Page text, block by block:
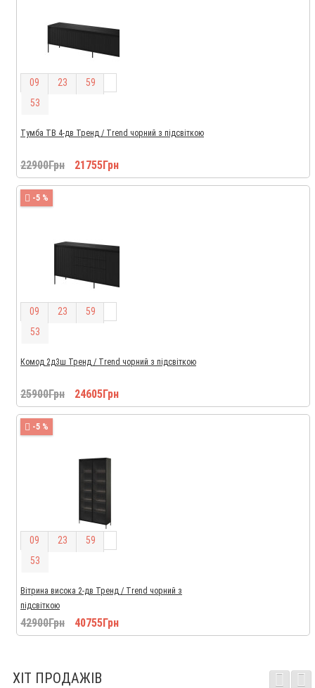
09 23 59
52
Тумба ТВ 4-дв Тренд / Trend чорний з підсвіткою
22900Грн 21755Грн
-5 %
09 23 59
52
Комод 2д3ш Тренд / Trend чорний з підсвіткою
25900Грн 24605Грн
-5 %
09 23 59
52
Вітрина висока 2-дв Тренд / Trend чорний з
підсвіткою
42900Грн 40755Грн
ХІТ ПРОДАЖІВ